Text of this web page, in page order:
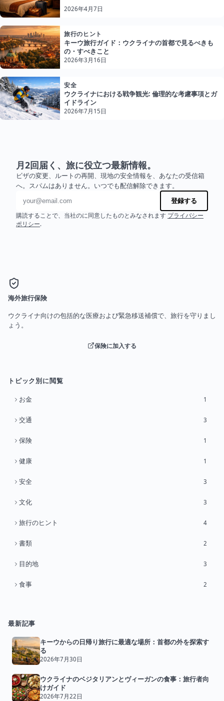
2026年4月7日
旅行のヒント
キーウ旅行ガイド：ウクライナの首都で見るべきも
の・すべきこと
2026年3月16日
安全
ウクライナにおける戦争観光: 倫理的な考慮事項とガ
イドライン
2026年7月15日
月2回届く、旅に役立つ最新情報。
ビザの変更、ルートの再開、現地の安全情報を、あなたの受信箱
へ。スパムはありません。いつでも配信解除できます。
メールアドレス
登録する
購読することで、当社のに同意したものとみなされます プライバシー
ポリシー.
海外旅行保険
ウクライナ向けの包括的な医療および緊急移送補償で、旅行を守りまし
ょう。
保険に加入する
トピック別に閲覧
お金 1
交通 3
保険 1
健康 1
安全 3
文化 3
旅行のヒント 4
書類 2
目的地 3
食事 2
最新記事
キーウからの日帰り旅行に最適な場所：首都の外を探索す
る
2026年7月30日
ウクライナのベジタリアンとヴィーガンの食事：旅行者向
けガイド
2026年7月22日